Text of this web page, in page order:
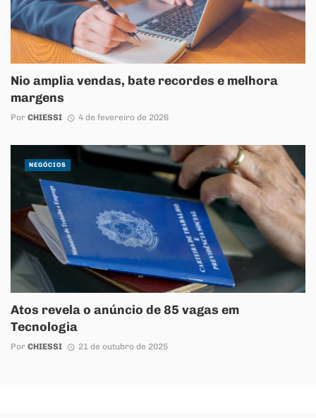
Nio amplia vendas, bate recordes e melhora
margens
Por CHIESSI 4 de fevereiro de 2026
Atos revela o anúncio de 85 vagas em
Tecnologia
Por CHIESSI 21 de outubro de 2025
NEGÓCIOS